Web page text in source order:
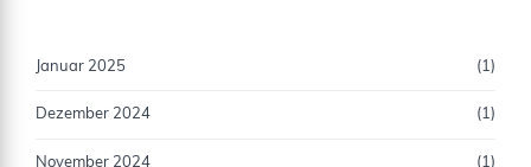
Januar 2025 (1)
Dezember 2024 (1)
November 2024 (1)